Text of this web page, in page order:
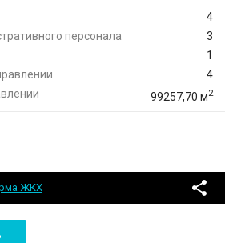
4
персонала
3
1
4
99257,70 м2
ЖКХ